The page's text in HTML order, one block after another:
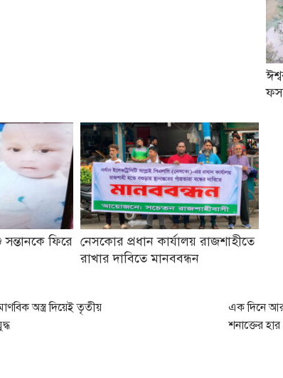
ফিরে নেসকোর প্রধান কার্যালয় রাজশাহীতে
রাখার দাবিতে মানববন্ধন
অস্ত্র দিয়েই তৃতীয়
এক দিনে
শনাক্তের